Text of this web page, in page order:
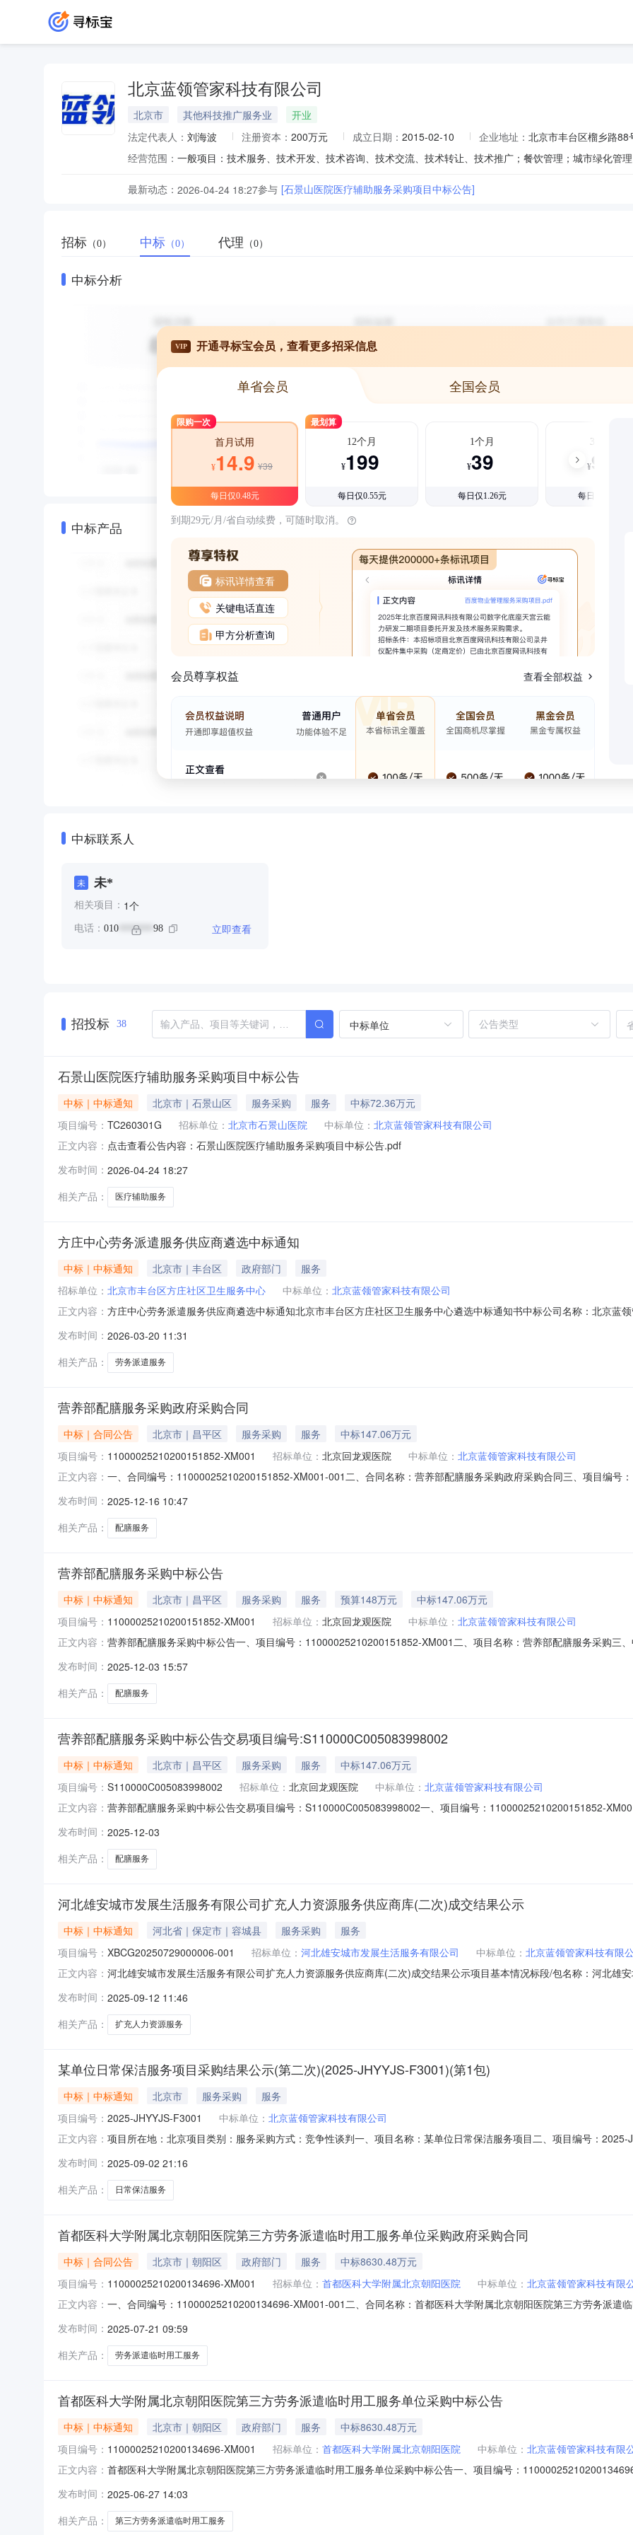
北京蓝领管家科技有限公司
北京市 其他科技推广服务业
开业
法定代表人： 刘海波 注册资本： 200万元 成立日期： 2015-02-10 企业地址： 北京市丰台区榴乡路
经营范围：
最新动态： 2026-04-24 18:27参与 [石景山医院医疗辅助服务采购项目中标公告]
招标 （0） 中标 （0） 代理 （0）
中标分析
中标产品
VIP 开通寻标宝会员，查看更多招采信息
单省会员 全国会员
限购一次
首月试用
¥14.9 ¥39
每日仅0.48元
最划算
12个月
¥199
每日仅0.55元
1个月
¥39
每日仅1.26元
3个月
¥99
每日仅1.08元
到期29元/月/省自动续费，可随时取消。
标讯详情查看
关键电话直连
甲方分析查询
会员尊享权益 查看全部权益
中标联系人
未 未*
相关项目： 1个
电话： 010 ******* 98 立即查看
招投标 38 中标单位
石景山医院医疗辅助服务采购项目中标公告
中标｜中标通知 北京市｜石景山区 服务采购 服务
中标72.36万元
项目编号： TC260301G 招标单位： 北京市石景山医院 中标单位： 北京蓝领管家科技有限公司
正文内容： 点击查看公告内容：石景山医院医疗辅助服务采购项目中标公告.pdf
发布时间： 2026-04-24 18:27
相关产品：
医疗辅助服务
方庄中心劳务派遣服务供应商遴选中标通知
中标｜中标通知 北京市｜丰台区 政府部门
服务
招标单位： 北京市丰台区方庄社区卫生服务中心 中标单位： 北京蓝领管家科技有限公司
正文内容： 方庄中心劳务派遣服务供应商遴选中标通知北京市丰台区方庄社区卫生服务中心遴选中标通知书中标公司名称：北京蓝
发布时间： 2026-03-20 11:31
相关产品：
劳务派遣服务
营养部配膳服务采购政府采购合同
中标｜合同公告 北京市｜昌平区 服务采购 服务
中标147.06万元
项目编号： 11000025210200151852-XM001 招标单位： 北京回龙观医院 中标单位： 北京蓝领管家科技有限公司
正文内容： 一、合同编号：11000025210200151852-XM001-001二、合同名称：营养部配膳服务采购政府采购合同三、项目编号
地址：详见合同附件联系方式：详见合同附件六、合同主要信息主要标的名称：营养部配膳服务采购规格型号（或服务
发布时间： 2025-12-16 10:47
相关产品：
配膳服务
营养部配膳服务采购中标公告
中标｜中标通知 北京市｜昌平区 服务采购 服务 预算148万元
中标147.06万元
项目编号： 11000025210200151852-XM001 招标单位： 北京回龙观医院 中标单位： 北京蓝领管家科技有限公司
正文内容： 营养部配膳服务采购中标公告一、项目编号：11000025210200151852-XM001二、项目名称：营养部配膳服务采购三
额：147.06万元供应商名称供应商地址统一信用代码中标金额中标成交备注信息北京蓝领管家科技有限公司北京经济技
发布时间： 2025-12-03 15:57
相关产品：
配膳服务
营养部配膳服务采购中标公告交易项目编号:S110000C005083998002
中标｜中标通知 北京市｜昌平区 服务采购 服务
中标147.06万元
项目编号： S110000C005083998002 招标单位： 北京回龙观医院 中标单位： 北京蓝领管家科技有限公司
正文内容： 营养部配膳服务采购中标公告交易项目编号：S110000C005083998002一、项目编号：11000025210200151852-
区景园北街2号57幢11层1101-05中标金额：147.06万元供应商名称供应商地址统一信用代码中标金额中标成交备注信
发布时间： 2025-12-03
相关产品：
配膳服务
河北雄安城市发展生活服务有限公司扩充人力资源服务供应商库(二次)成交结果公示
中标｜中标通知 河北省｜保定市｜容城县 服务采购
服务
项目编号： XBCG20250729000006-001 招标单位： 河北雄安城市发展生活服务有限公司 中标单位： 北京蓝领管家科技有限
正文内容： 河北雄安城市发展生活服务有限公司扩充人力资源服务供应商库(二次)成交结果公示项目基本情况标段/包名称：河北雄
称：北京蓝领管家科技有限公司成交金额（元）：0请访问：
发布时间： 2025-09-12 11:46
相关产品：
扩充人力资源服务
某单位日常保洁服务项目采购结果公示(第二次)(2025-JHYYJS-F3001)(第1包)
中标｜中标通知 北京市 服务采购
服务
项目编号： 2025-JHYYJS-F3001 中标单位： 北京蓝领管家科技有限公司
正文内容： 项目所在地：北京项目类别：服务采购方式：竞争性谈判一、项目名称：某单位日常保洁服务项目二、项目编号：
服务有限公司第三名：洁都生活服务集团有限公司五、质疑与投诉：如有相关单位对评审结果存在异议，可在公示期内
日内作出回复，同时对积极参与本次
发布时间： 2025-09-02 21:16
相关产品：
日常保洁服务
首都医科大学附属北京朝阳医院第三方劳务派遣临时用工服务单位采购政府采购合同
中标｜合同公告 北京市｜朝阳区 政府部门 服务
中标8630.48万元
项目编号： 11000025210200134696-XM001 招标单位： 首都医科大学附属北京朝阳医院 中标单位： 北京蓝领管家科技有限
正文内容： 一、合同编号：11000025210200134696-XM001-001二、合同名称：首都医科大学附属北京朝阳医院第三方劳务派遣
医院地址：北京市朝阳区工体南路8号联系方式：85231230供应商（乙方）：北京蓝领管家科技有限公司地址：详见合
发布时间： 2025-07-21 09:59
相关产品：
劳务派遣临时用工服务
首都医科大学附属北京朝阳医院第三方劳务派遣临时用工服务单位采购中标公告
中标｜中标通知 北京市｜朝阳区 政府部门 服务
中标8630.48万元
项目编号： 11000025210200134696-XM001 招标单位： 首都医科大学附属北京朝阳医院 中标单位： 北京蓝领管家科技有限
正文内容： 首都医科大学附属北京朝阳医院第三方劳务派遣临时用工服务单位采购中标公告一、项目编号：
管家科技有限公司中标成交供应商地址：北京经济技术开发区景园北街2号57幢11层1101-05中标金额：8630.48万元供
息
发布时间： 2025-06-27 14:03
相关产品：
第三方劳务派遣临时用工服务